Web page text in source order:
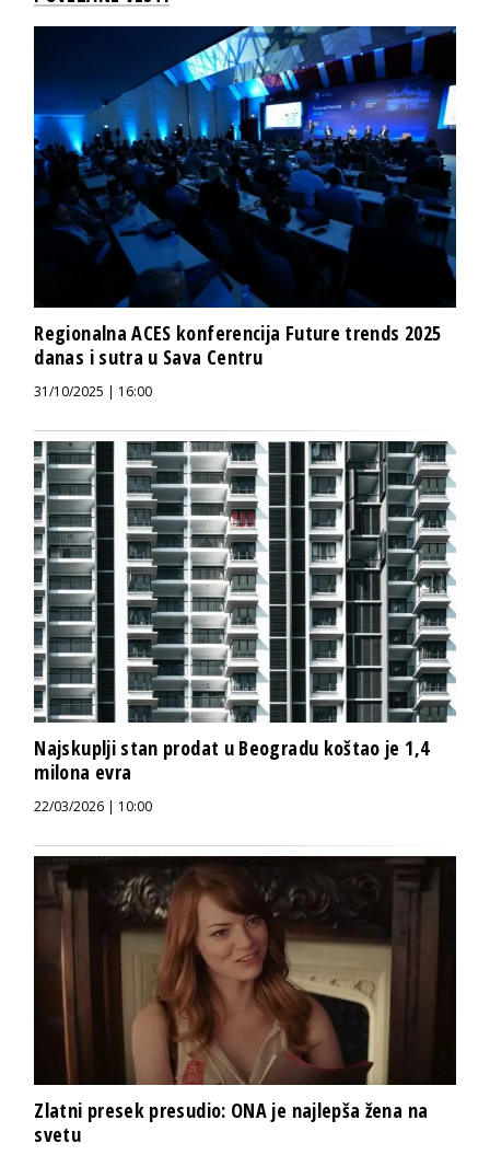
Regionalna ACES konferencija Future trends 2025
danas i sutra u Sava Centru
31/10/2025 | 16:00
Najskuplji stan prodat u Beogradu koštao je 1,4
milona evra
22/03/2026 | 10:00
Zlatni presek presudio: ONA je najlepša žena na
svetu